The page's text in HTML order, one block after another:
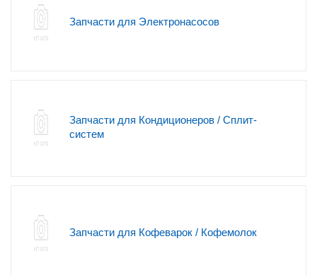
Запчасти для Электронасосов
Запчасти для Кондиционеров / Сплит-
систем
Запчасти для Кофеварок / Кофемолок